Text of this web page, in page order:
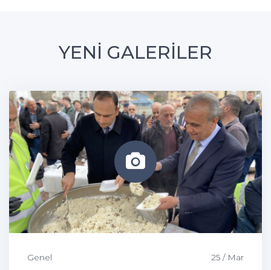
YENİ GALERİLER
Genel 25 / Mar